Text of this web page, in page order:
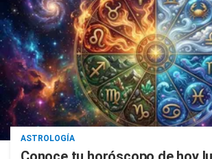
ASTROLOGÍA